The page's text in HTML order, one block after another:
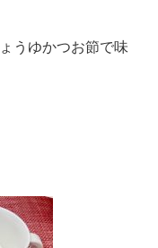
うゆかつお節で味